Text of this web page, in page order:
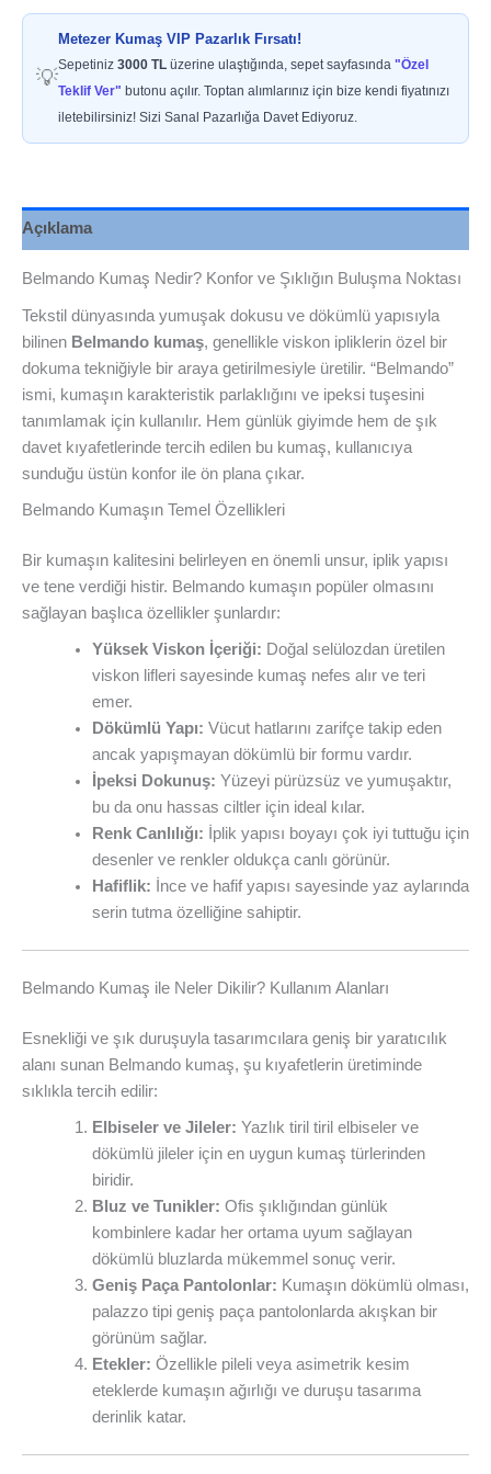
💡
Metezer Kumaş VIP Pazarlık Fırsatı!
Sepetiniz 3000 TL üzerine ulaştığında, sepet sayfasında "Özel
Teklif Ver" butonu açılır. Toptan alımlarınız için bize kendi fiyatınızı
iletebilirsiniz! Sizi Sanal Pazarlığa Davet Ediyoruz.
Açıklama
Belmando Kumaş Nedir? Konfor ve Şıklığın Buluşma Noktası
Tekstil dünyasında yumuşak dokusu ve dökümlü yapısıyla
bilinen Belmando kumaş, genellikle viskon ipliklerin özel bir
dokuma tekniğiyle bir araya getirilmesiyle üretilir. “Belmando”
ismi, kumaşın karakteristik parlaklığını ve ipeksi tuşesini
tanımlamak için kullanılır. Hem günlük giyimde hem de şık
davet kıyafetlerinde tercih edilen bu kumaş, kullanıcıya
sunduğu üstün konfor ile ön plana çıkar.
Belmando Kumaşın Temel Özellikleri
Bir kumaşın kalitesini belirleyen en önemli unsur, iplik yapısı
ve tene verdiği histir. Belmando kumaşın popüler olmasını
sağlayan başlıca özellikler şunlardır:
Yüksek Viskon İçeriği: Doğal selülozdan üretilen
viskon lifleri sayesinde kumaş nefes alır ve teri
emer.
Dökümlü Yapı: Vücut hatlarını zarifçe takip eden
ancak yapışmayan dökümlü bir formu vardır.
İpeksi Dokunuş: Yüzeyi pürüzsüz ve yumuşaktır,
bu da onu hassas ciltler için ideal kılar.
Renk Canlılığı: İplik yapısı boyayı çok iyi tuttuğu için
desenler ve renkler oldukça canlı görünür.
Hafiflik: İnce ve hafif yapısı sayesinde yaz aylarında
serin tutma özelliğine sahiptir.
Belmando Kumaş ile Neler Dikilir? Kullanım Alanları
Esnekliği ve şık duruşuyla tasarımcılara geniş bir yaratıcılık
alanı sunan Belmando kumaş, şu kıyafetlerin üretiminde
sıklıkla tercih edilir:
Elbiseler ve Jileler: Yazlık tiril tiril elbiseler ve
dökümlü jileler için en uygun kumaş türlerinden
biridir.
Bluz ve Tunikler: Ofis şıklığından günlük
kombinlere kadar her ortama uyum sağlayan
dökümlü bluzlarda mükemmel sonuç verir.
Geniş Paça Pantolonlar: Kumaşın dökümlü olması,
palazzo tipi geniş paça pantolonlarda akışkan bir
görünüm sağlar.
Etekler: Özellikle pileli veya asimetrik kesim
eteklerde kumaşın ağırlığı ve duruşu tasarıma
derinlik katar.